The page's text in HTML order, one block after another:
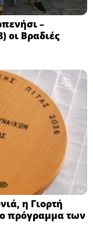
–
οι Βραδιές
η Γιορτή
πρόγραμμα των